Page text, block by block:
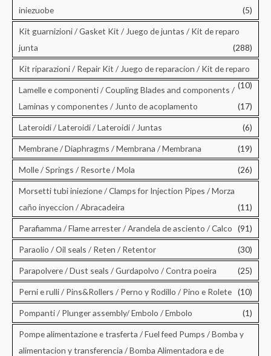
iniezuobe (5)
Kit guarnizioni / Gasket Kit / Juego de juntas / Kit de reparo
junta
(288)
Kit riparazioni / Repair Kit / Juego de reparacion / Kit de reparo
(10)
Lamelle e componenti / Coupling Blades and components /
Laminas y componentes / Junto de acoplamento
(17)
Lateroidi / Lateroidi / Lateroidi / Juntas (6)
Membrane / Diaphragms / Membrana / Membrana (19)
Molle / Springs / Resorte / Mola (26)
Morsetti tubi iniezione / Clamps for Injection Pipes / Morza
caño inyeccion / Abracadeira
(11)
Parafiamma / Flame arrester / Arandela de asciento / Calco (91)
Paraolio / Oil seals / Reten / Retentor (30)
Parapolvere / Dust seals / Gurdapolvo / Contra poeira (25)
Perni e rulli / Pins&Rollers / Perno y Rodillo / Pino e Rolete (10)
Pompanti / Plunger assembly/ Embolo / Embolo (1)
Pompe alimentazione e trasferta / Fuel feed Pumps / Bomba y
alimentacion y transferencia / Bomba Alimentadora e de